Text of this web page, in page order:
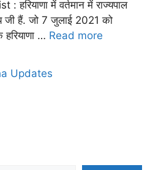
में वर्तमान में राज्यपाल
जी हैं. जो 7 जुलाई 2021 को
… Read more
Updates